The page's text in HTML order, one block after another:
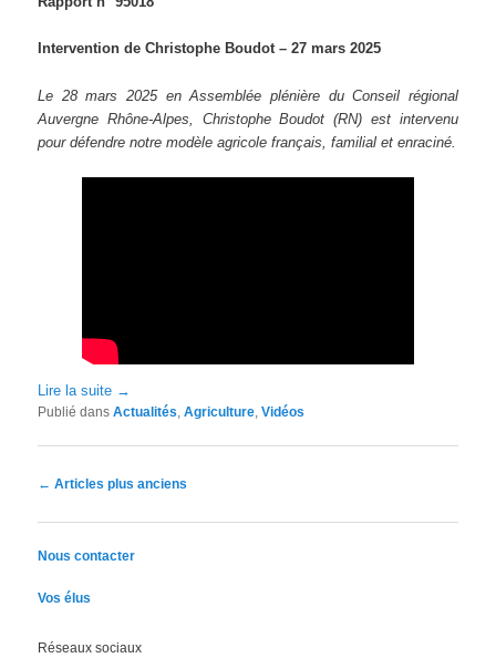
Intervention de Christophe Boudot – 27 mars 2025
Le 28 mars 2025 en Assemblée plénière du Conseil régional
Auvergne Rhône-Alpes, Christophe Boudot (RN) est intervenu
pour défendre notre modèle agricole français, familial et enraciné.
Lire la suite →
Publié dans Actualités ,Agriculture ,Vidéos
Navigation des articles
← Articles plus anciens
Nous contacter
Vos élus
Réseaux sociaux